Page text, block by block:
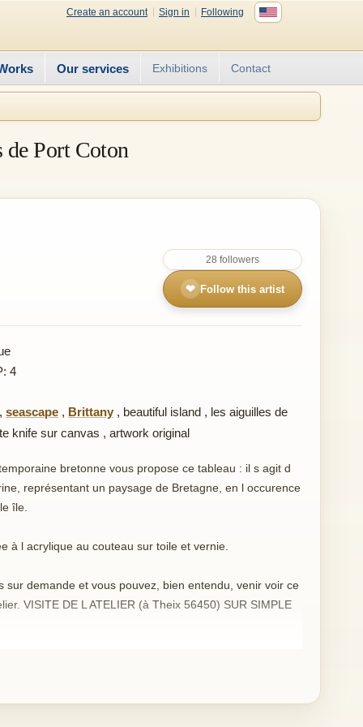
Create an account Sign in
Following
Our services Exhibitions Contact
Port Coton
28 followers
❤ Follow this artist
4
, seascape , Brittany , beautiful island , les aiguilles de
knife sur canvas , artwork original
bretonne vous propose ce tableau : il s agit d
représentant un paysage de Bretagne, en l occurence
île.
à l acrylique au couteau sur toile et vernie.
sur demande et vous pouvez, bien entendu, venir voir ce
VISITE DE L ATELIER (à Theix 56450) SUR SIMPLE
par ma maman, Denise Jouve, elle-même formée
d'artiste peintre depuis 2006 et j expose
mon atelier à Theix